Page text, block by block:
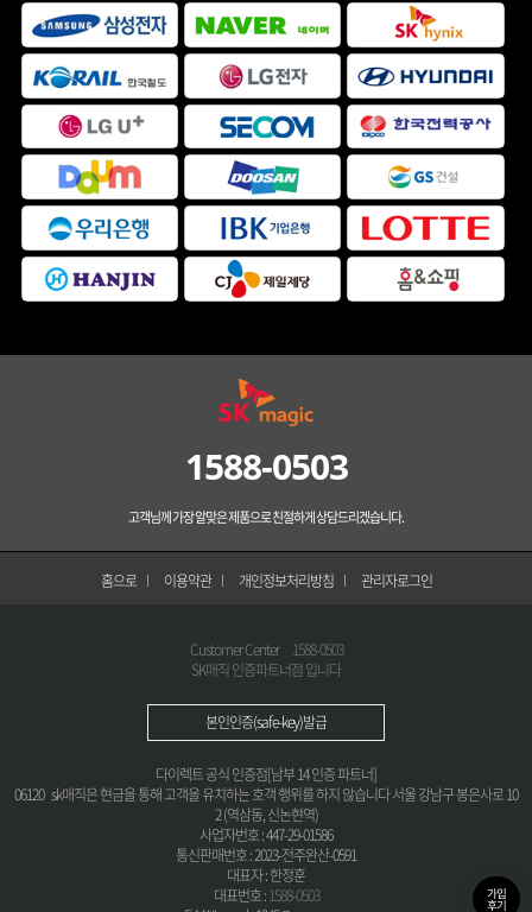
1588-0503
고객님께 가장 알맞은 제품으로 친절하게 상담드리겠습니다.
홈으로 이용약관 개인정보처리방침 관리자로그인
Customer Center 1588-0503
SK매직 인증파트너점 입니다
본인인증(safe-key)발급
다이렉트 공식 인증점[남부 14 인증 파트너]
06120 sk매직은 현금을 통해 고객을 유치하는 호객 행위를 하지 않습니다 서울 강남구 봉은사로 10
2 (역삼동, 신논현역)
사업자번호 : 447-29-01586
통신판매번호 : 2023-전주완산-0591
대표자 : 한정훈
대표번호 :1588-0503
가입
후기